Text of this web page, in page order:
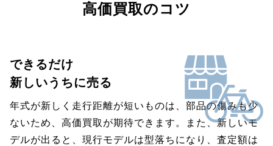
高価買取のコツ
できるだけ
新しいうちに売る
年式が新しく走行距離が短いものは、部品の傷みも少
ないため、高価買取が期待できます。また、新しいモ
デルが出ると、現行モデルは型落ちになり、査定額は